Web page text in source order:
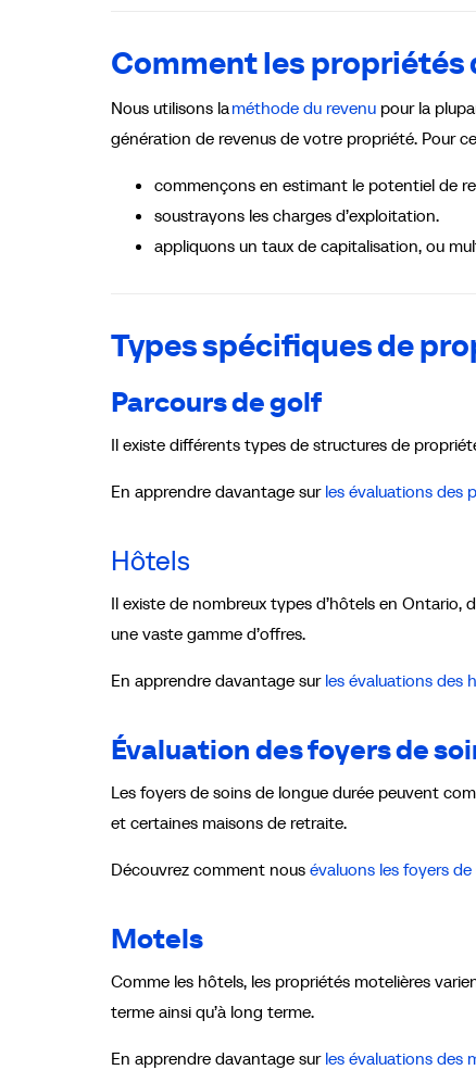
Comment les propriétés
Nous utilisons laméthode du revenu pour la
génération de revenus de votre propriété. Pour
commençons en estimant le potentiel de
soustrayons les charges d’exploitation.
appliquons un taux de capitalisation, ou
Types spécifiques de
Parcours de golf
Il existe différents types de structures de
En apprendre davantage sur les évaluations des
Hôtels
Il existe de nombreux types d’hôtels en
une vaste gamme d’offres.
En apprendre davantage sur les évaluations des
Évaluation des foyers de
Les foyers de soins de longue durée peuvent
et certaines maisons de retraite.
Découvrez comment nous évaluons les foyers
Motels
Comme les hôtels, les propriétés motelières
terme ainsi qu’à long terme.
En apprendre davantage sur les évaluations des